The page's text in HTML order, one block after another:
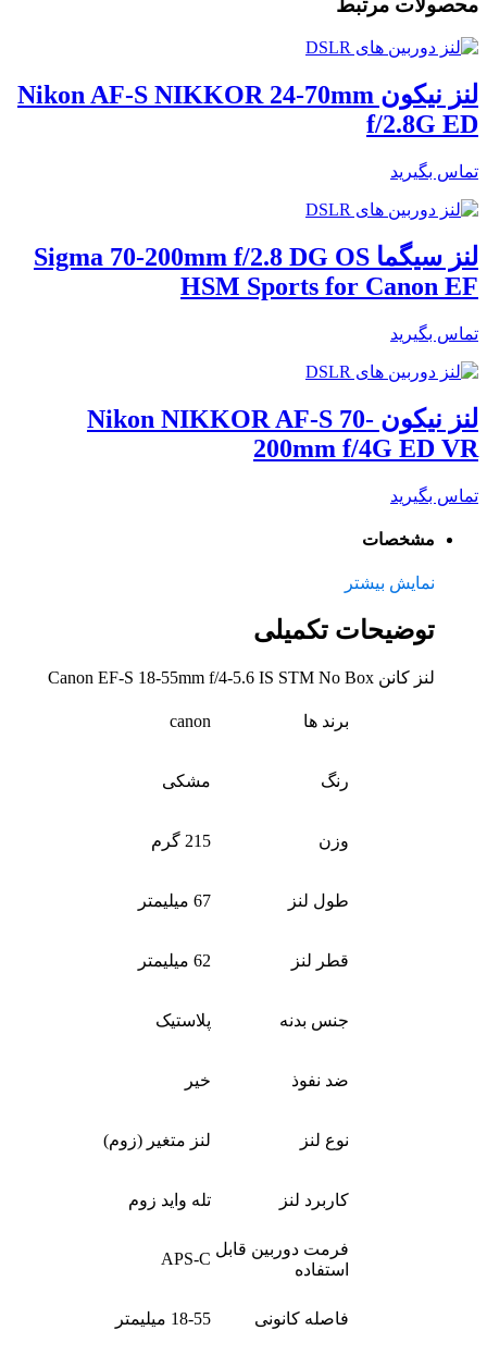
لنز نیکون Nikon AF-S NIKKOR 24-70mm
f/2.8G ED
تماس بگیرید
لنز سیگما Sigma 70-200mm f/2.8 DG OS
HSM Sports for Canon EF
تماس بگیرید
لنز نیکون Nikon NIKKOR AF-S 70-
200mm f/4G ED VR
تماس بگیرید
مشخصات
نمایش بیشتر
توضیحات تکمیلی
لنز کانن Canon EF-S 18-55mm f/4-5.6 IS STM No Box
برند ها canon
رنگ مشکی
وزن 215 گرم
طول لنز 67 میلیمتر
قطر لنز 62 میلیمتر
جنس بدنه پلاستیک
ضد نفوذ خیر
نوع لنز لنز متغیر (زوم)
کاربرد لنز تله واید زوم
فرمت دوربین قابل
استفاده
APS-C
فاصله کانونی 18-55 میلیمتر